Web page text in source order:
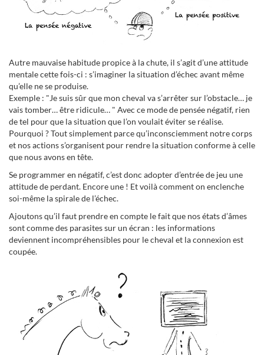
Autre mauvaise habitude propice à la chute, il s’agit d’une attitude
mentale cette fois-ci : s’imaginer la situation d’échec avant même
qu’elle ne se produise.
Exemple : "Je suis sûr que mon cheval va s’arrêter sur l’obstacle… je
vais tomber… être ridicule… " Avec ce mode de pensée négatif, rien
de tel pour que la situation que l’on voulait éviter se réalise.
Pourquoi ? Tout simplement parce qu’inconsciemment notre corps
et nos actions s’organisent pour rendre la situation conforme à celle
que nous avons en tête.
Se programmer en négatif, c’est donc adopter d’entrée de jeu une
attitude de perdant. Encore une ! Et voilà comment on enclenche
soi-même la spirale de l’échec.
Ajoutons qu’il faut prendre en compte le fait que nos états d’âmes
sont comme des parasites sur un écran : les informations
deviennent incompréhensibles pour le cheval et la connexion est
coupée.